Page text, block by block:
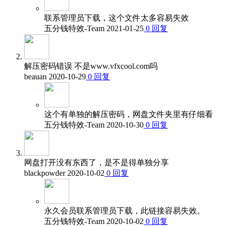
联系管理员下载，这个文件太多容易失效
五分钱特效-Team 2021-01-25 0 回复
解压密码错误 不是www.vfxcool.com吗
beauan 2020-10-29 0 回复
这个有单独的解压密码，网盘文件夹里有仔细看
五分钱特效-Team 2020-10-30 0 回复
网盘打开没有东西了，是不是得单独分享
blackpowder2020-10-02 0 回复
永久会员联系管理员下载，此链接容易失效。
五分钱特效-Team 2020-10-02 0 回复